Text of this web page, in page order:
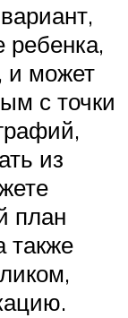
ребенка,
и может
с точки
из
план
также